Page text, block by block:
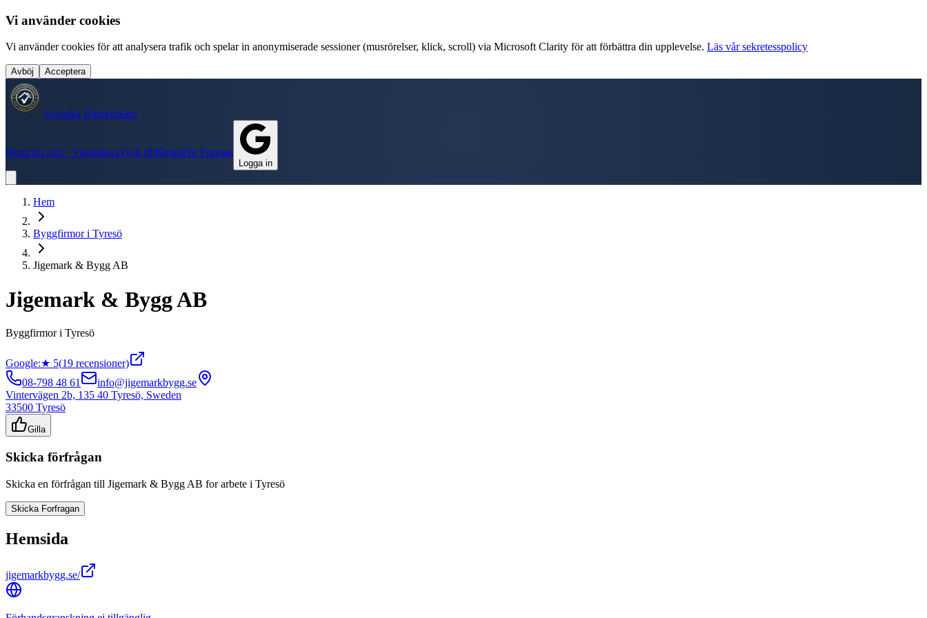
Vi använder cookies
Vi använder cookies för att analysera trafik och spelar in anonymiserade sessioner (musrörelser, klick, scroll) via Microsoft Clarity för att förbättra din upplevelse. Läs vår sekretesspolicy
Avböj Acceptera
Svenska Hantverkare
HemOm oss✨ VisualiseraTyck tillBloggFör Företag
Logga in
Hem
Byggfirmori Tyresö
Jigemark & Bygg AB
Jigemark & Bygg AB
Byggfirmori Tyresö
Google:★ 5(19 recensioner)
08-798 48 61
info@jigemarkbygg.se
Vintervägen 2b, 135 40 Tyresö, Sweden
33500 Tyresö
Gilla
Skicka förfrågan
Skicka en förfrågan till Jigemark & Bygg AB for arbete i Tyresö
Skicka Forfragan
Hemsida
jigemarkbygg.se/